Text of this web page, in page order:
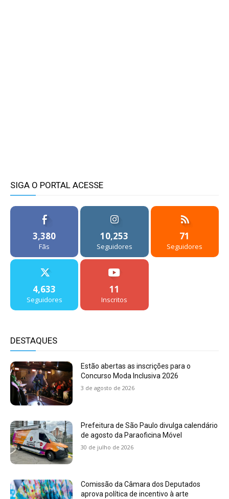
SIGA O PORTAL ACESSE
3,380
Fãs
10,253
Seguidores
71
Seguidores
4,633
Seguidores
11
Inscritos
DESTAQUES
Estão abertas as inscrições para o
Concurso Moda Inclusiva 2026
3 de agosto de 2026
Prefeitura de São Paulo divulga calendário
de agosto da Paraoficina Móvel
30 de julho de 2026
Comissão da Câmara dos Deputados
aprova política de incentivo à arte